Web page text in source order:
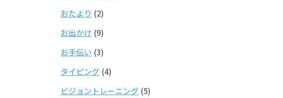
おたより (2)
お出かけ (9)
お手伝い (3)
タイピング (4)
ビジョントレーニング (5)